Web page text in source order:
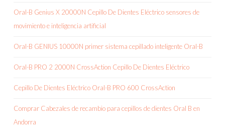
Oral-B Genius X 20000N Cepillo De Dientes Eléctrico sensores de
movimiento e inteligencia artificial
Oral-B GENIUS 10000N primer sistema cepillado inteligente Oral-B
Oral-B PRO 2 2000N CrossAction Cepillo De Dientes Eléctrico
Cepillo De Dientes Eléctrico Oral-B PRO 600 CrossAction
Comprar Cabezales de recambio para cepillos de dientes Oral B en
Andorra